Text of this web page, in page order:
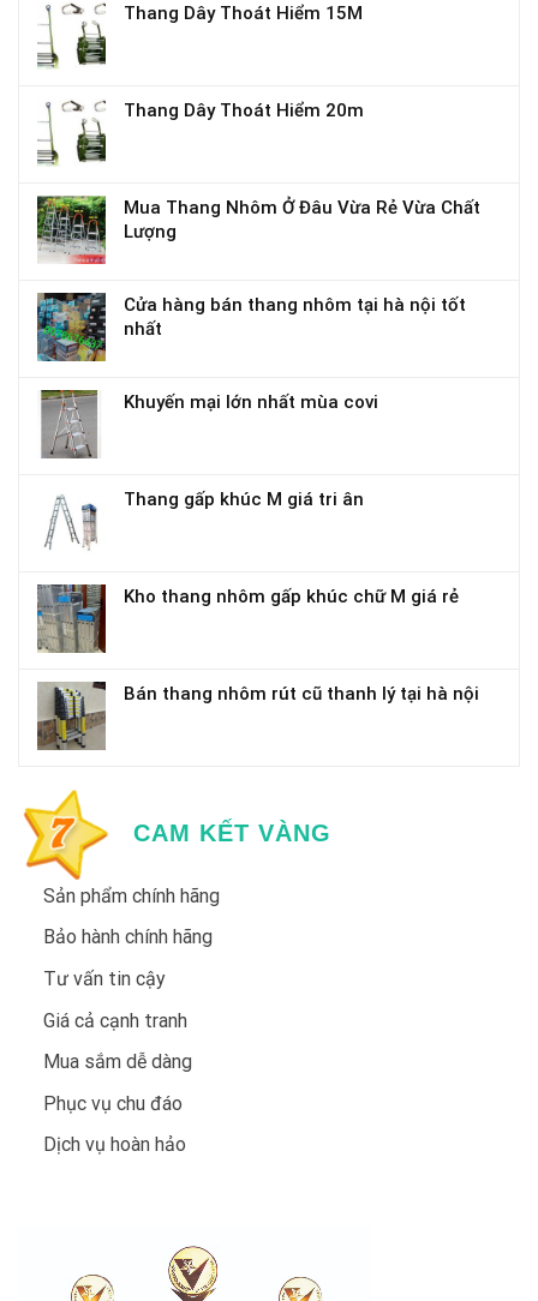
Thang Dây Thoát Hiểm 15M
Thang Dây Thoát Hiểm 20m
Mua Thang Nhôm Ở Đâu Vừa Rẻ Vừa Chất
Lượng
Cửa hàng bán thang nhôm tại hà nội tốt
nhất
Khuyến mại lớn nhất mùa covi
Thang gấp khúc M giá tri ân
Kho thang nhôm gấp khúc chữ M giá rẻ
Bán thang nhôm rút cũ thanh lý tại hà nội
CAM KẾT VÀNG
Sản phẩm chính hãng
Bảo hành chính hãng
Tư vấn tin cậy
Giá cả cạnh tranh
Mua sắm dễ dàng
Phục vụ chu đáo
Dịch vụ hoàn hảo